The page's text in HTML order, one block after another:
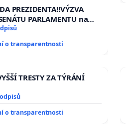
přijetí usnesení k podání
žaloby na prezidenta
republiky
PREZIDENTA‼️VÝZVA
PARLAMENTU na
veřejného slyšení podle §
k podání ústavní
o transparentnosti
TRESTY ZA TÝRÁNÍ
o transparentnosti